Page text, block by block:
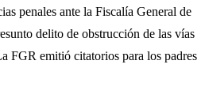
penales ante la Fiscalía General de
delito de obstrucción de las vías
FGR emitió citatorios para los padres